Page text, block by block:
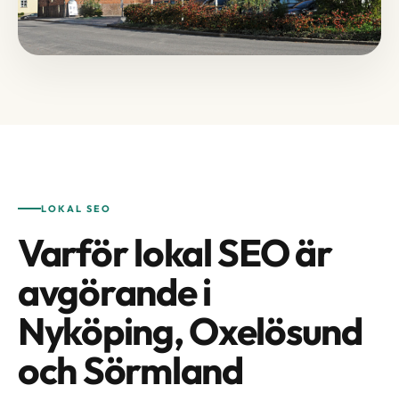
LOKAL SEO
Varför lokal SEO är
avgörande i
Nyköping, Oxelösund
och Sörmland